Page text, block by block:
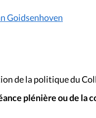
Goidsenhoven
de la politique du
plénière ou de la